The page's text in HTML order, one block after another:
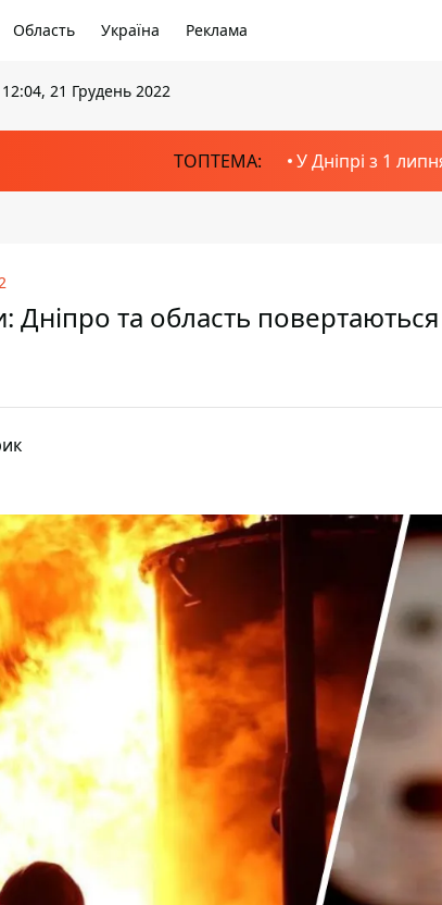
Область Україна Реклама
12:04, 21 Грудень 2022
ТОПТЕМА: У Дніпрі з 1
Дніпро та область